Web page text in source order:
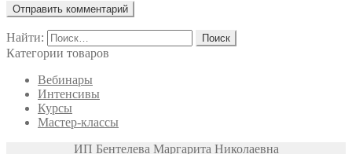
Найти:
Категории товаров
Вебинары
Интенсивы
Курсы
Мастер-классы
ИП Бентелева Маргарита Николаевна